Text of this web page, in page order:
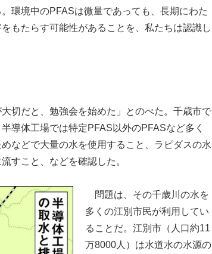
環境中のPFASは微量であっても、長期にわた
もたらす可能性があることを、私たちは認識し
切だと、勉強会を始めた」とのべた。千歳市で
導体工場では特定PFAS以外のPFASなど多く
などで大量の水を使用すること、ラピダスの水
すこと、などを確認した。
問題は、その千歳川の水を
多くの江別市民が利用してい
ることだ。江別市（人口約11
万8000人）は水道水の水源の